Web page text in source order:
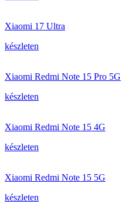
Xiaomi 17 Ultra
készleten
Xiaomi Redmi Note 15 Pro 5G
készleten
Xiaomi Redmi Note 15 4G
készleten
Xiaomi Redmi Note 15 5G
készleten